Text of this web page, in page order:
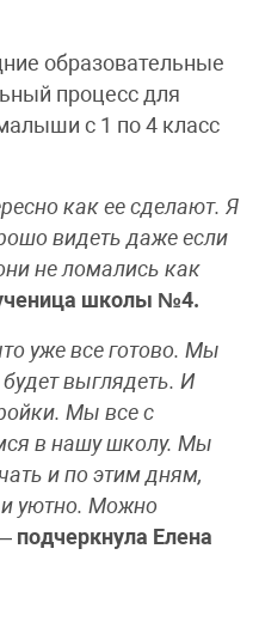
образовательные
процесс для
с 1 по 4 класс
как ее сделают. Я
видеть даже если
не ломались как
ученица школы №4.
уже все готово. Мы
выглядеть. И
Мы все с
в нашу школу. Мы
и по этим дням,
и уютно. Можно
подчеркнула Елена